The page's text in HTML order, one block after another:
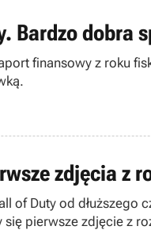
Bardzo dobra
finansowy z roku
zdjęcia z
of Duty od dłuższego
się pierwsze zdjęcie z